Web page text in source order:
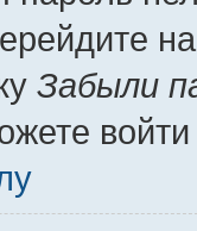
Забыли